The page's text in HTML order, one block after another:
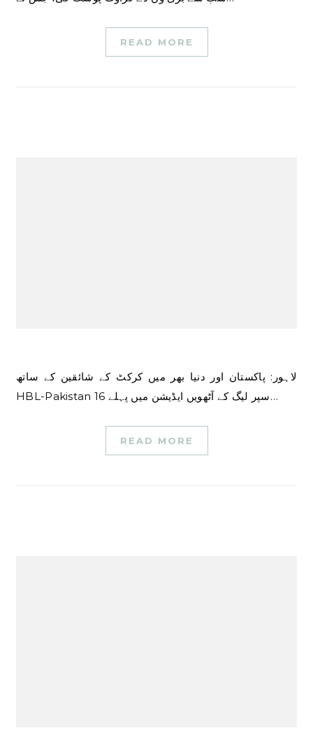
READ MORE
لاہور: پاکستان اور دنیا بھر میں کرکٹ کے شائقین کے ساتھ
HBL-Pakistan سپر لیگ کے آٹھویں ایڈیشن میں پہلے 16…
READ MORE